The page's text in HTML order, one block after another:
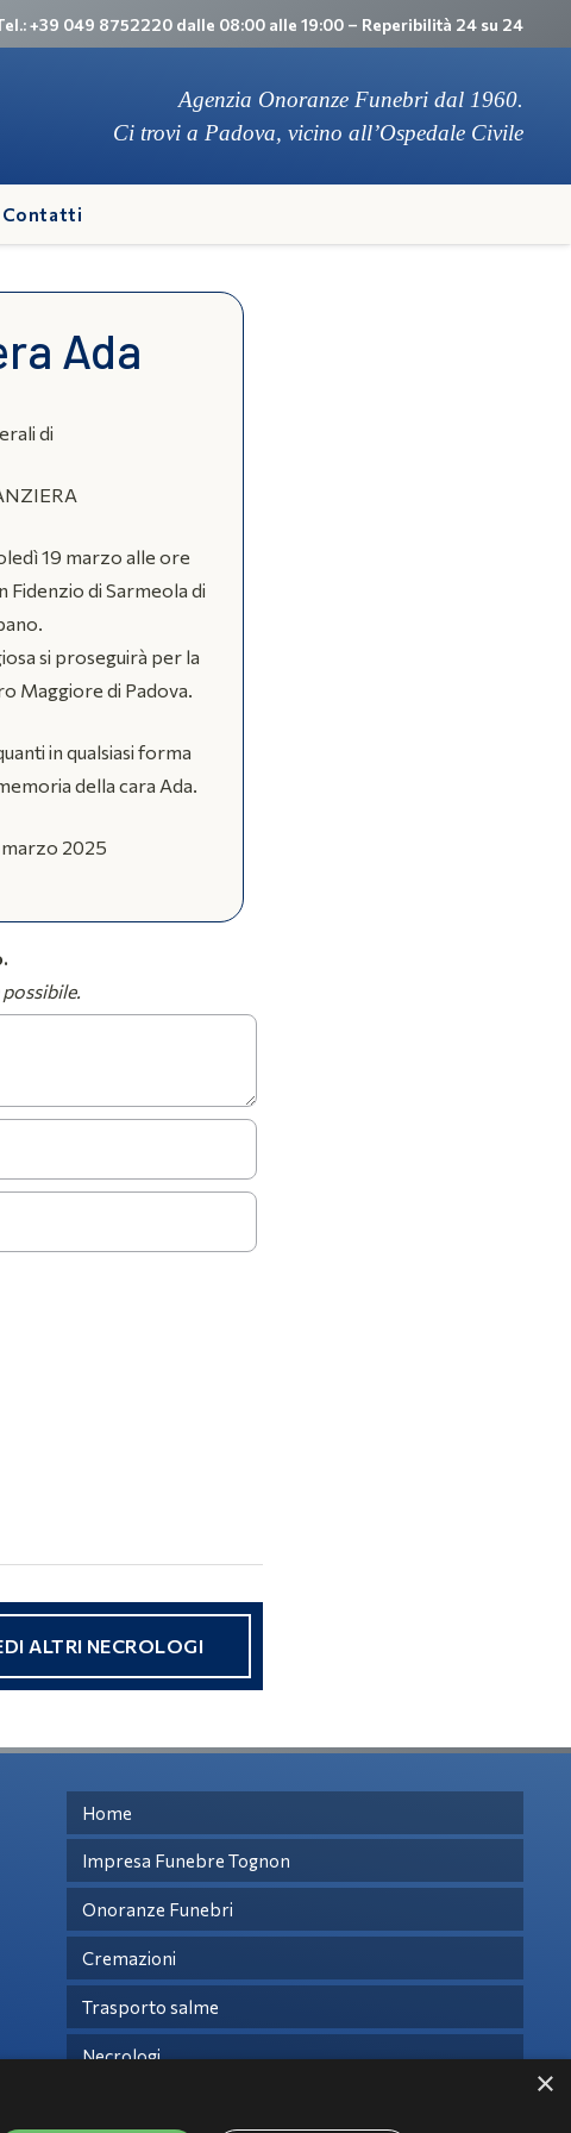
+39 049 8752220 dalle 08:00 alle 19:00 – Reperibilità 24 su 24
Agenzia Onoranze Funebri dal 1960.
Ci trovi a Padova, vicino all’Ospedale Civile
Contatti
Ada
di
19 marzo alle ore
Fidenzio di Sarmeola di
si proseguirà per la
Maggiore di Padova.
in qualsiasi forma
della cara Ada.
marzo 2025
ALTRI NECROLOGI
Home
Impresa Funebre Tognon
Onoranze Funebri
Cremazioni
Trasporto salme
Necrologi
×